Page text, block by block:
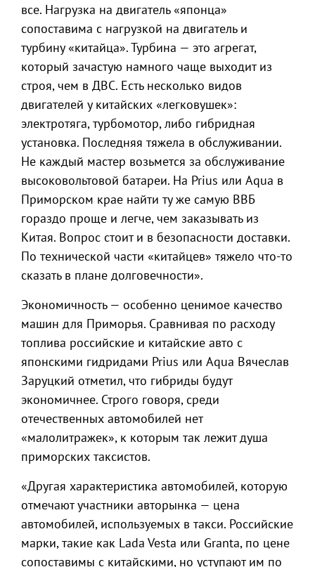
все. Нагрузка на двигатель «японца»
сопоставима с нагрузкой на двигатель и
турбину «китайца». Турбина — это агрегат,
который зачастую намного чаще выходит из
строя, чем в ДВС. Есть несколько видов
двигателей у китайских «легковушек»:
электротяга, турбомотор, либо гибридная
установка. Последняя тяжела в обслуживании.
Не каждый мастер возьмется за обслуживание
высоковольтовой батареи. На Prius или Aqua в
Приморском крае найти ту же самую ВВБ
гораздо проще и легче, чем заказывать из
Китая. Вопрос стоит и в безопасности доставки.
По технической части «китайцев» тяжело что-то
сказать в плане долговечности».
Экономичность — особенно ценимое качество
машин для Приморья. Сравнивая по расходу
топлива российские и китайские авто с
японскими гидридами Prius или Aqua Вячеслав
Заруцкий отметил, что гибриды будут
экономичнее. Строго говоря, среди
отечественных автомобилей нет
«малолитражек», к которым так лежит душа
приморских таксистов.
«Другая характеристика автомобилей, которую
отмечают участники авторынка — цена
автомобилей, используемых в такси. Российские
марки, такие как Lada Vesta или Granta, по цене
сопоставимы с китайскими, но уступают им по